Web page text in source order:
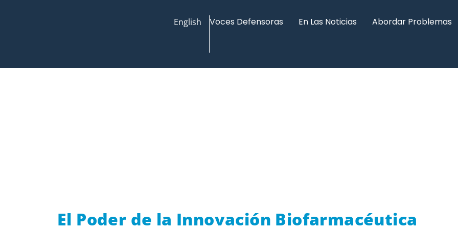
English Voces Defensoras En Las Noticias Abordar Problemas
El Poder de la Innovación Biofarmacéutica